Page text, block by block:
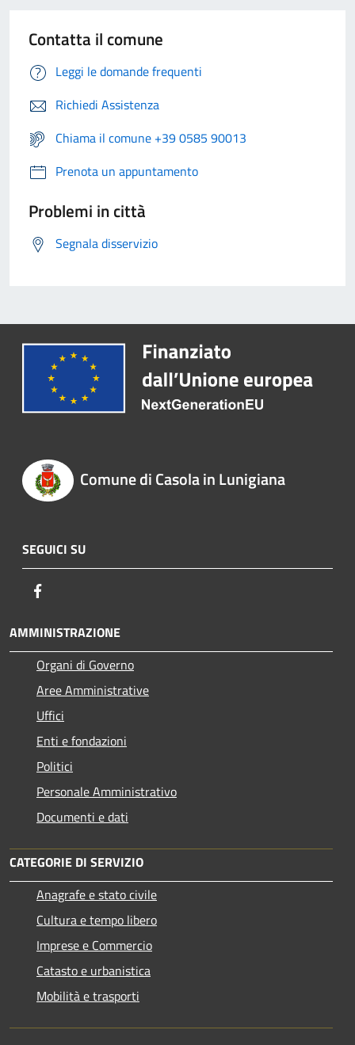
Contatta il comune
Leggi le domande frequenti
Richiedi Assistenza
Chiama il comune +39 0585 90013
Prenota un appuntamento
Problemi in città
Segnala disservizio
Comune di Casola in Lunigiana
SEGUICI SU
AMMINISTRAZIONE
Organi di Governo
Aree Amministrative
Uffici
Enti e fondazioni
Politici
Personale Amministrativo
Documenti e dati
CATEGORIE DI SERVIZIO
Anagrafe e stato civile
Cultura e tempo libero
Imprese e Commercio
Catasto e urbanistica
Mobilità e trasporti